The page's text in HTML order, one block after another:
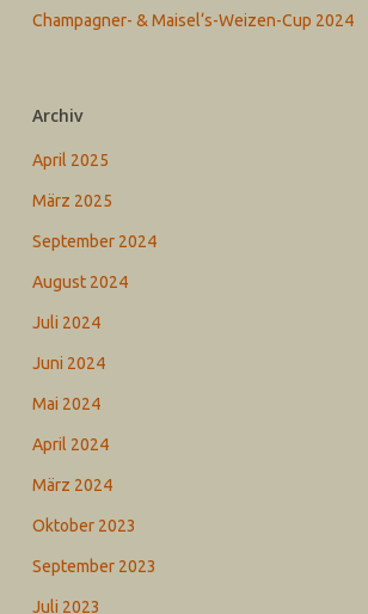
Champagner- & Maisel‘s-Weizen-Cup 2024
Archiv
April 2025
März 2025
September 2024
August 2024
Juli 2024
Juni 2024
Mai 2024
April 2024
März 2024
Oktober 2023
September 2023
Juli 2023